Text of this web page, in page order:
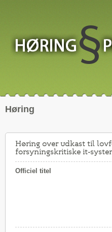
Høring
Høring over udkast til
forsyningskritiske it-
Officiel titel